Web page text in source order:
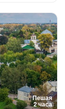
Пешая
2 часа